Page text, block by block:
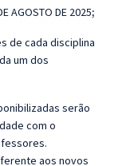
AGOSTO DE 2025;
de cada disciplina
um dos
serão
com o
aos novos